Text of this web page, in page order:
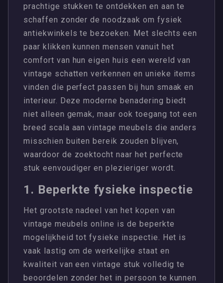
prachtige stukken te ontdekken en aan te
schaffen zonder de noodzaak om fysiek
antiekwinkels te bezoeken. Met slechts een
paar klikken kunnen mensen vanuit het
comfort van hun eigen huis een wereld van
vintage schatten verkennen en unieke items
vinden die perfect passen bij hun smaak en
interieur. Deze moderne benadering biedt
niet alleen gemak, maar ook toegang tot een
breed scala aan vintage meubels die anders
misschien buiten bereik zouden blijven,
waardoor de zoektocht naar het perfecte
stuk eenvoudiger en plezieriger wordt.
1. Beperkte fysieke inspectie
Het grootste nadeel van het kopen van
vintage meubels online is de beperkte
mogelijkheid tot fysieke inspectie. Het is
vaak lastig om de werkelijke staat en
kwaliteit van een vintage stuk volledig te
beoordelen zonder het in persoon te kunnen